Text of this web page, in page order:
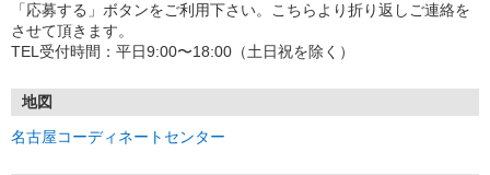
「応募する」ボタンをご利用下さい。こちらより折り返しご連絡を
させて頂きます。
TEL受付時間：平日9:00〜18:00（土日祝を除く）
地図
名古屋コーディネートセンター